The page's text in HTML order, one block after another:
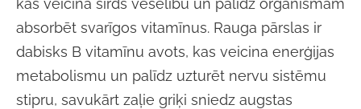
absorbēt svarīgos vitamīnus. Rauga pārslas ir
dabisks B vitamīnu avots, kas veicina enerģijas
metabolismu un palīdz uzturēt nervu sistēmu
stipru, savukārt zaļie griķi sniedz augstas